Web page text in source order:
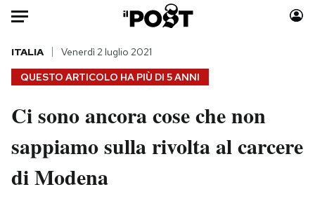
HOME
Italia
Politica
Tecnologia
Moda
Consumismi
QUESTO ARTICOLO HA PIÙ DI 5 ANNI
ITALIA Venerdì 2 luglio 2021
Ci sono ancora cose che non
sappiamo sulla rivolta al carcere
di Modena